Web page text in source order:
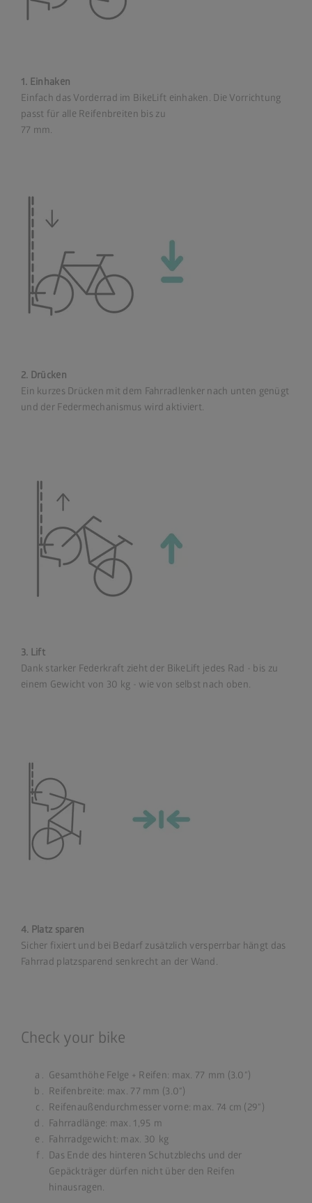
1. Einhaken
Einfach das Vorderrad im BikeLift einhaken. Die Vorrichtung
passt für alle Reifenbreiten bis zu
77 mm.
2. Drücken
Ein kurzes Drücken mit dem Fahrradlenker nach unten genügt
und der Federmechanismus wird aktiviert.
3. Lift
Dank starker Federkraft zieht der BikeLift jedes Rad - bis zu
einem Gewicht von 30 kg - wie von selbst nach oben.
4. Platz sparen
Sicher fixiert und bei Bedarf zusätzlich versperrbar hängt das
Fahrrad platzsparend senkrecht an der Wand.
Check your bike
Gesamthöhe Felge + Reifen: max. 77 mm (3.0“)
Reifenbreite: max. 77 mm (3.0“)
Reifenaußendurchmesser vorne: max. 74 cm (29“)
Fahrradlänge: max. 1,95 m
Fahrradgewicht: max. 30 kg
Das Ende des hinteren Schutzblechs und der
Gepäckträger dürfen nicht über den Reifen
hinausragen.